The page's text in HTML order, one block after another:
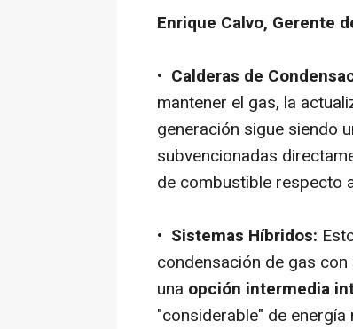
Enrique Calvo, Gerente
• Calderas de
mantener el gas, la
generación sigue siendo
subvencionadas
de combustible respecto
• Sistemas Híbridos:
condensación de gas
una opción intermedia
"considerable" de